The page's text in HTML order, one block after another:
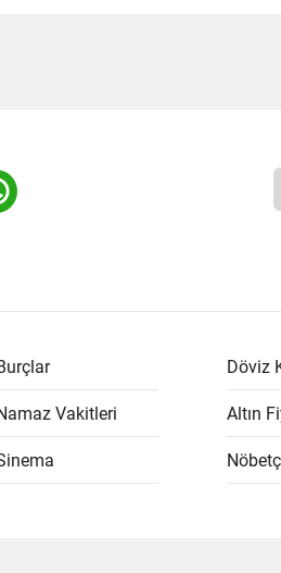
Vakitleri
Döviz
Altın